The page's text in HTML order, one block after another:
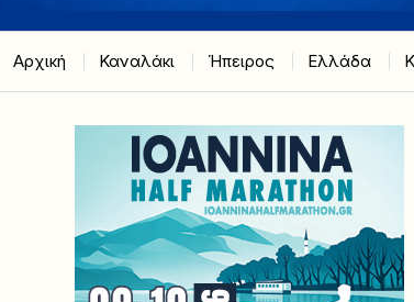
Αρχική Καναλάκι Ήπειρος Ελλάδα